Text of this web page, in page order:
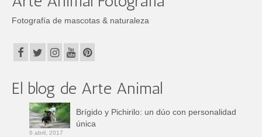
Fotografía de mascotas & naturaleza
El blog de Arte Animal
Brígido y Pichirilo: un dúo con personalidad
única
6 abril, 2017